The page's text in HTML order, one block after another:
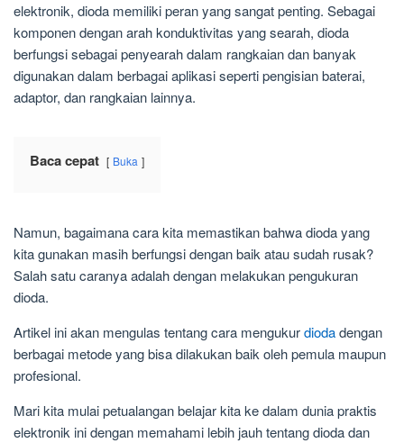
elektronik, dioda memiliki peran yang sangat penting. Sebagai
komponen dengan arah konduktivitas yang searah, dioda
berfungsi sebagai penyearah dalam rangkaian dan banyak
digunakan dalam berbagai aplikasi seperti pengisian baterai,
adaptor, dan rangkaian lainnya.
Baca cepat Buka
Namun, bagaimana cara kita memastikan bahwa dioda yang
kita gunakan masih berfungsi dengan baik atau sudah rusak?
Salah satu caranya adalah dengan melakukan pengukuran
dioda.
Artikel ini akan mengulas tentang cara mengukurdiodadengan
berbagai metode yang bisa dilakukan baik oleh pemula maupun
profesional.
Mari kita mulai petualangan belajar kita ke dalam dunia praktis
elektronik ini dengan memahami lebih jauh tentang dioda dan